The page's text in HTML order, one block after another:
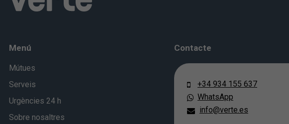
Menú
Mútues
Serveis
Urgències 24 h
Sobre nosaltres
Contacte
+34 934 155 637
WhatsApp
info@verte.es